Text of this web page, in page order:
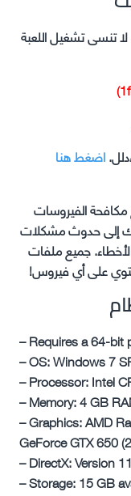
لا تنسى تشغيل اللعبة
اضغط هنا
الفيروسات
إلى حدوث مشكلات
جميع ملفات
– Requires a 64-
– OS: Windows 7
– Processor: Intel
– Memory: 4 GB
– Graphics: AMD
GeForce GTX 650
– DirectX: Version 11
– Storage: 15 GB